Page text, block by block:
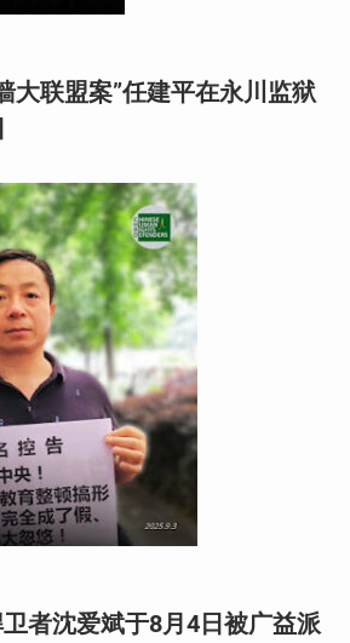
大联盟案”任建平在永川监狱
者沈爱斌于8月4日被广益派